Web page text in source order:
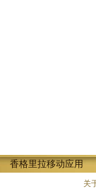
香格里拉移动应用
关